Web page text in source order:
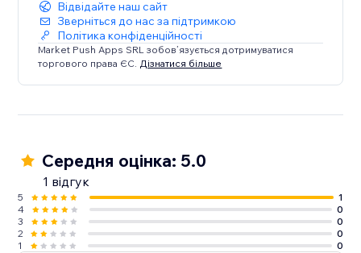
Відвідайте наш сайт
Зверніться до нас за підтримкою
Політика конфіденційності
Market Push Apps SRL зобов’язується дотримуватися
торгового права ЄС. Дізнатися більше
Середня оцінка: 5.0
1 відгук
5
1
4
0
3
0
2
0
1
0